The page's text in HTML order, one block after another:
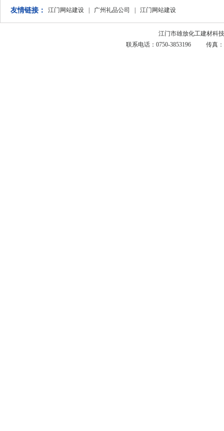
友情链接： 江门网站建设 广州礼品公司 江门网站建设
江门市雄放化工建材科
联系电话：0750-3853196 传真